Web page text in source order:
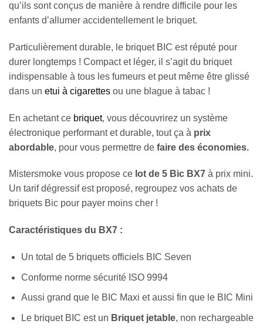
qu’ils sont conçus de manière à rendre difficile pour les
enfants d’allumer accidentellement le briquet.
Particulièrement durable, le briquet BIC est réputé pour
durer longtemps ! Compact et léger, il s’agit du briquet
indispensable à tous les fumeurs et peut même être glissé
dans un etui à cigarettes ou une blague à tabac !
En achetant ce briquet, vous découvrirez un système
électronique performant et durable, tout ça à prix
abordable, pour vous permettre de faire des économies.
Mistersmoke vous propose ce lot de 5 Bic BX7 à prix mini.
Un tarif dégressif est proposé, regroupez vos achats de
briquets Bic pour payer moins cher !
Caractéristiques du BX7 :
Un total de 5 briquets officiels BIC Seven
Conforme norme sécurité ISO 9994
Aussi grand que le BIC Maxi et aussi fin que le BIC Mini
Le briquet BIC est un Briquet jetable, non rechargeable